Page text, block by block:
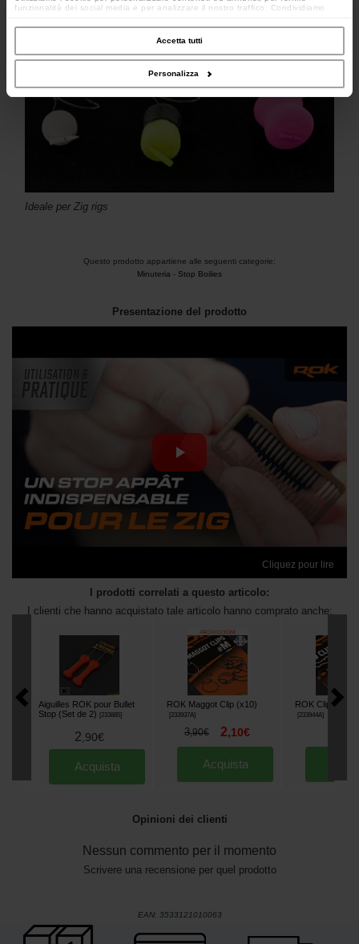
funzionalità dei social media e per analizzare il nostro traffico. Condividiamo
occupano di analisi dei dati web, pubblicità e social media, i quali potrebbero
combinarle con altre informazioni che hai fornito loro o che hanno raccolto dal
Accetta tutti
Personalizza
Ideale per Zig rigs
Questo prodotto appartiene alle seguenti categorie:
Minuteria - Stop Boilies
Presentazione del prodotto
Cliquez pour lire
I prodotti correlati a questo articolo:
I clienti che hanno acquistato tale articolo hanno comprato anche:
Aiguilles ROK pour Bullet
Stop (Set de 2)
[233885]
2,90€
Acquista
ROK Maggot Clip (x10)
[233937A]
3,90€ 2,10€
Acquista
ROK Clip Snap
[233944A]
Opinioni dei clienti
Nessun commento per il momento
Scrivere una recensione per quel prodotto
EAN: 3533121010063